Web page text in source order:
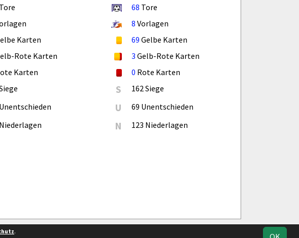
Karten
Rote Karten
Karten
68 Tore
8 Vorlagen
69 Gelbe Karten
3 Gelb-Rote Karten
0 Rote Karten
S 162 Siege
U 69 Unentschieden
N 123 Niederlagen
.